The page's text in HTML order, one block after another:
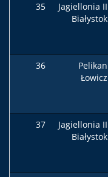
35
Jagiellonia II
Białystok
36
Pelikan
Łowicz
37
Jagiellonia II
Białystok